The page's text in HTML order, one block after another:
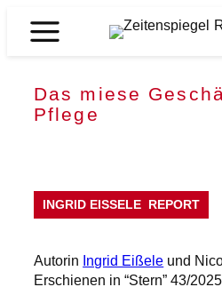
Inhalt
Zeitenspiegel
Das miese
Pflege
INGRID EISSELE REPORT
Autorin Ingrid Eißele und
Erschienen in “Stern” 43/2025